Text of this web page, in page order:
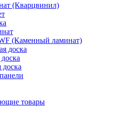
(Кварцвинил)
(Каменный ламинат)
доска
товары